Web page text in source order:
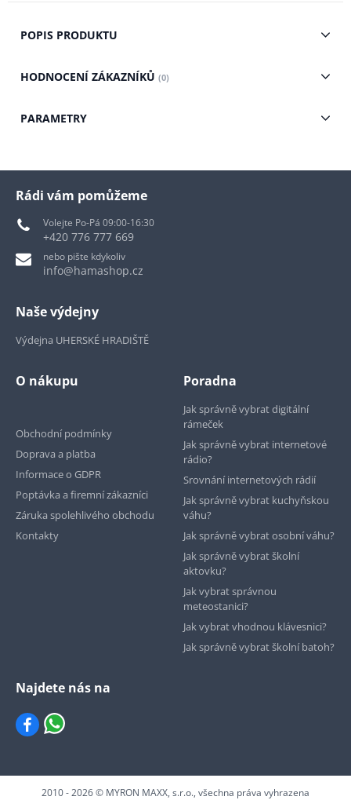
POPIS PRODUKTU
HODNOCENÍ ZÁKAZNÍKŮ (0)
PARAMETRY
Rádi vám pomůžeme
Volejte Po-Pá 09:00-16:30
+420 776 777 669
nebo pište kdykoliv
info@hamashop.cz
Naše výdejny
Výdejna UHERSKÉ HRADIŠTĚ
O nákupu
Obchodní podmínky
Doprava a platba
Informace o GDPR
Poptávka a firemní zákazníci
Záruka spolehlivého obchodu
Kontakty
Poradna
Jak správně vybrat digitální
rámeček
Jak správně vybrat internetové
rádio?
Srovnání internetových rádií
Jak správně vybrat kuchyňskou
váhu?
Jak správně vybrat osobní váhu?
Jak správně vybrat školní
aktovku?
Jak vybrat správnou
meteostanici?
Jak vybrat vhodnou klávesnici?
Jak správně vybrat školní batoh?
Najdete nás na
2010 - 2026 © MYRON MAXX, s.r.o., všechna práva vyhrazena